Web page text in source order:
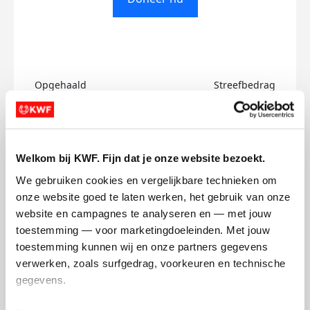
Welkom bij KWF. Fijn dat je onze website bezoekt.
We gebruiken cookies en vergelijkbare technieken om
onze website goed te laten werken, het gebruik van onze
website en campagnes te analyseren en — met jouw
toestemming — voor marketingdoeleinden. Met jouw
toestemming kunnen wij en onze partners gegevens
verwerken, zoals surfgedrag, voorkeuren en technische
gegevens.
Opgehaald
€0
Streefbedrag
€500
Christof's badges